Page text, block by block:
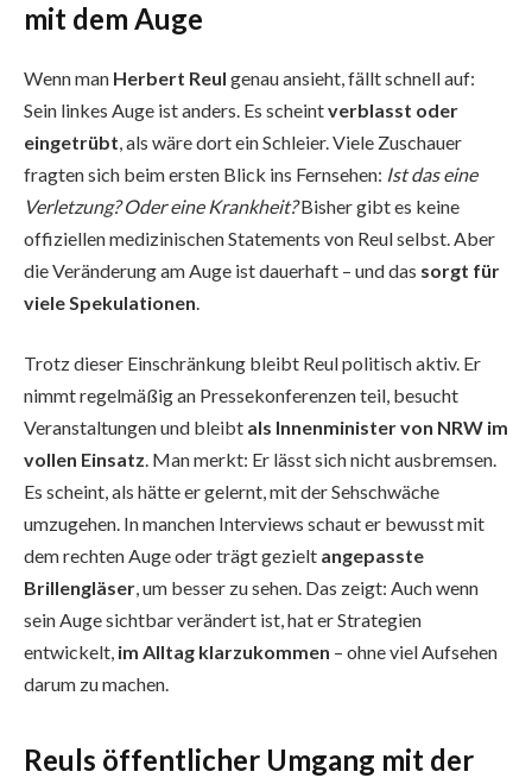
mit dem Auge
Wenn man Herbert Reul genau ansieht, fällt schnell auf:
Sein linkes Auge ist anders. Es scheintverblasst oder
eingetrübt , als wäre dort ein Schleier. Viele Zuschauer
fragten sich beim ersten Blick ins Fernsehen: Ist das eine
Verletzung? Oder eine Krankheit?Bisher gibt es keine
offiziellen medizinischen Statements von Reul selbst. Aber
die Veränderung am Auge ist dauerhaft – und das sorgt für
viele Spekulationen
Trotz dieser Einschränkung bleibt Reul politisch aktiv. Er
nimmt regelmäßig an Pressekonferenzen teil, besucht
Veranstaltungen und bleibt als Innenminister von NRW im
vollen Einsatz. Man merkt: Er lässt sich nicht ausbremsen.
Es scheint, als hätte er gelernt, mit der Sehschwäche
umzugehen. In manchen Interviews schaut er bewusst mit
dem rechten Auge oder trägt gezielt angepasste
Brillengläser, um besser zu sehen. Das zeigt: Auch wenn
sein Auge sichtbar verändert ist, hat er Strategien
entwickelt, im Alltag klarzukommen – ohne viel Aufsehen
darum zu machen.
Reuls öffentlicher Umgang mit der